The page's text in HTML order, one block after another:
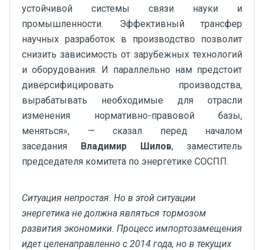
устойчивой системы связи науки и
промышленности. Эффективный трансфер
научных разработок в производство позволит
снизить зависимость от зарубежных технологий
и оборудования. И параллельно нам предстоит
диверсифицировать производства,
вырабатывать необходимые для отрасли
изменения нормативно-правовой базы,
меняться», — сказал перед началом
заседания Владимир Шилов, заместитель
председателя комитета по энергетике СОСПП.
Ситуация непростая. Но в этой ситуации
энергетика не должна являться тормозом
развития экономики. Процесс импортозамещения
идет целенаправленно с 2014 года, но в текущих